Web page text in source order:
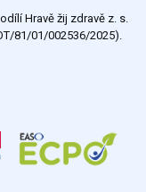
Všechny ankety
Hravě žij zdravě z. s.
81/01/002536/2025).